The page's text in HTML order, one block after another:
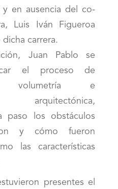
en ausencia del co-
Luis Iván Figueroa
carrera.
Juan Pablo se
el proceso de
volumetría e
arquitectónica,
paso los obstáculos
y cómo fueron
las características
presentes el